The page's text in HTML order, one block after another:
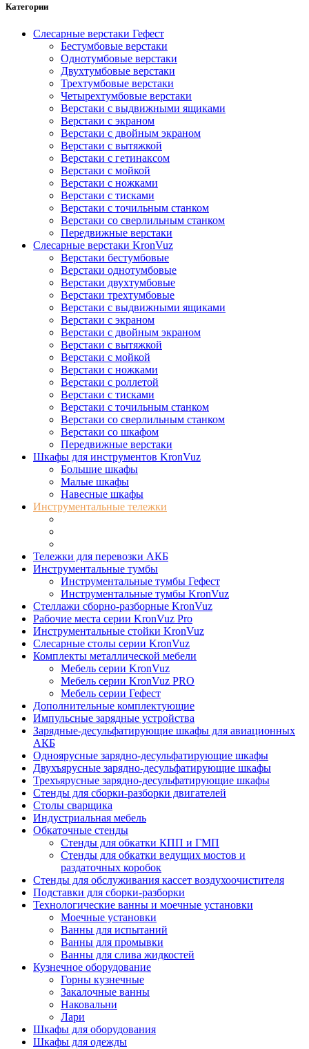
Категории
Слесарные верстаки Гефест
Бестумбовые верстаки
Однотумбовые верстаки
Двухтумбовые верстаки
Трехтумбовые верстаки
Четырехтумбовые верстаки
Верстаки с выдвижными ящиками
Верстаки с экраном
Верстаки с двойным экраном
Верстаки с вытяжкой
Верстаки с гетинаксом
Верстаки с мойкой
Верстаки с ножками
Верстаки с тисками
Верстаки с точильным станком
Верстаки со сверлильным станком
Передвижные верстаки
Слесарные верстаки KronVuz
Верстаки бестумбовые
Верстаки однотумбовые
Верстаки двухтумбовые
Верстаки трехтумбовые
Верстаки с выдвижными ящиками
Верстаки с экраном
Верстаки с двойным экраном
Верстаки с вытяжкой
Верстаки с мойкой
Верстаки с ножками
Верстаки с роллетой
Верстаки с тисками
Верстаки с точильным станком
Верстаки со сверлильным станком
Верстаки со шкафом
Передвижные верстаки
Шкафы для инструментов KronVuz
Большие шкафы
Малые шкафы
Навесные шкафы
Инструментальные тележки
Тележки для перевозки АКБ
Инструментальные тумбы
Инструментальные тумбы Гефест
Инструментальные тумбы KronVuz
Стеллажи сборно-разборные KronVuz
Рабочие места серии KronVuz Pro
Инструментальные стойки KronVuz
Слесарные столы серии KronVuz
Комплекты металлической мебели
Мебель серии KronVuz
Мебель серии KronVuz PRO
Мебель серии Гефест
Дополнительные комплектующие
Импульсные зарядные устройства
Зарядные-десульфатирующие шкафы для авиационных
АКБ
Одноярусные зарядно-десульфатирующие шкафы
Двухъярусные зарядно-десульфатирующие шкафы
Трехъярусные зарядно-десульфатирующие шкафы
Стенды для сборки-разборки двигателей
Столы сварщика
Индустриальная мебель
Обкаточные стенды
Стенды для обкатки КПП и ГМП
Стенды для обкатки ведущих мостов и
раздаточных коробок
Стенды для обслуживания кассет воздухоочистителя
Подставки для сборки-разборки
Технологические ванны и моечные установки
Моечные установки
Ванны для испытаний
Ванны для промывки
Ванны для слива жидкостей
Кузнечное оборудование
Горны кузнечные
Закалочные ванны
Наковальни
Лари
Шкафы для оборудования
Шкафы для одежды